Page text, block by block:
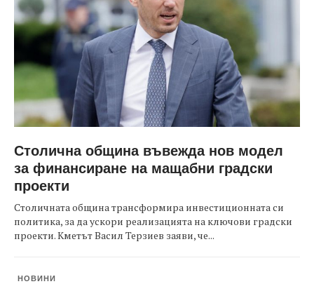
Столична община въвежда нов модел
за финансиране на мащабни градски
проекти
Столичната община трансформира инвестиционната си
политика, за да ускори реализацията на ключови градски
проекти. Кметът Васил Терзиев заяви, че...
НОВИНИ